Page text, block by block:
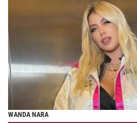
WANDA NARA